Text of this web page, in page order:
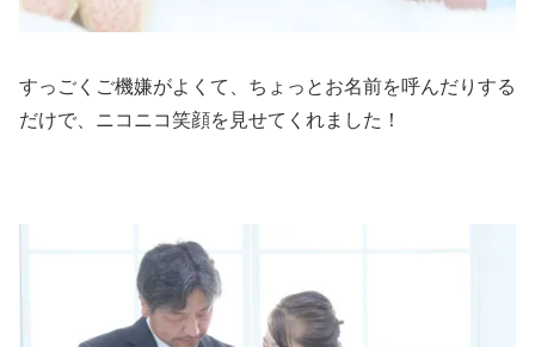
すっごくご機嫌がよくて、ちょっとお名前を呼んだりする
だけで、ニコニコ笑顔を見せてくれました！